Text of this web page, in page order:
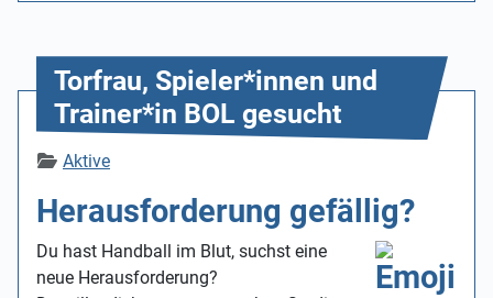
Torfrau, Spieler*innen und
Trainer*in BOL gesucht
DetailsAktive
Herausforderung gefällig?
Du hast Handball im Blut, suchst eine
neue Herausforderung?